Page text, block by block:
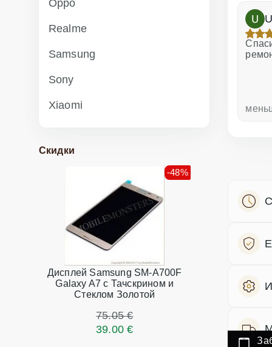
Oppo
Realme
Samsung
Sony
Xiaomi
Скидки
Дисплей Samsung SM-A700F
Galaxy A7 с Тачскрином и
Стеклом Золотой
-48%
75.05 €
39.00 €
неделю назад